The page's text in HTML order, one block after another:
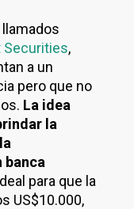
Securities,
a un
pero que no
La idea
la
banca
para que la
US$10.000,